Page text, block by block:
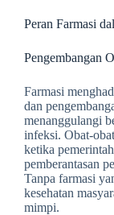
Peran Farmasi
Pengembangan
Farmasi
dan
menanggulangi
infeksi. Obat-
ketika
pemberantasan
Tanpa farmasi
kesehatan
mimpi.